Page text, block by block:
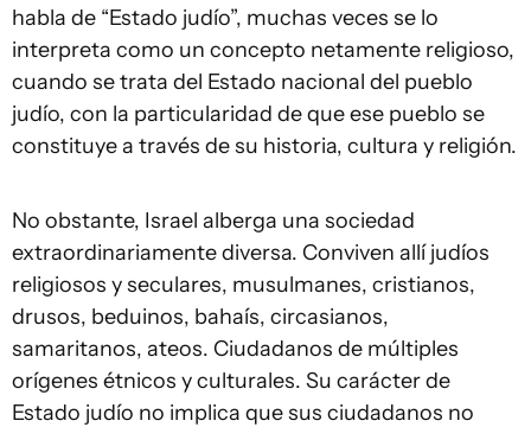
habla de “Estado judío”, muchas veces se lo
interpreta como un concepto netamente religioso,
cuando se trata del Estado nacional del pueblo
judío, con la particularidad de que ese pueblo se
constituye a través de su historia, cultura y religión.
No obstante, Israel alberga una sociedad
extraordinariamente diversa. Conviven allí judíos
religiosos y seculares, musulmanes, cristianos,
drusos, beduinos, bahaís, circasianos,
samaritanos, ateos. Ciudadanos de múltiples
orígenes étnicos y culturales. Su carácter de
Estado judío no implica que sus ciudadanos no